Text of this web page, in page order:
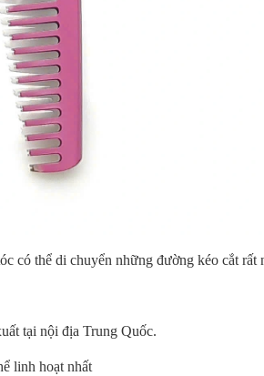
có thể di chuyển những đường kéo cắt
tại nội địa Trung Quốc.
linh hoạt nhất